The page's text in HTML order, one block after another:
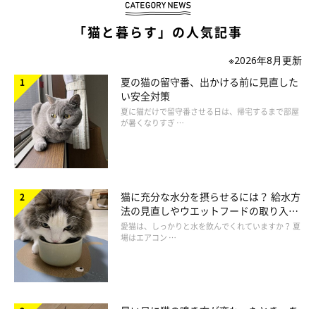
トップバッターはミケ猫のつばきちゃん。ハンターとしてのキリ
リとした表情が魅力的ですね♡
「猫と暮らす」の人気記事
※2026年8月更新
夏の猫の留守番、出かける前に見直した
い安全対策
夏に猫だけで留守番させる日は、帰宅するまで部屋
が暑くなりすぎ …
猫に充分な水分を摂らせるには？ 給水方
法の見直しやウエットフードの取り入れ
方を解説
愛猫は、しっかりと水を飲んでくれていますか？ 夏
場はエアコン …